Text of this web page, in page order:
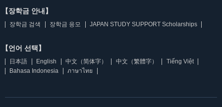
【장학금 안내】
장학금 검색 장학금 응모 JAPAN STUDY SUPPORT Scholarships
【언어 선택】
日本語 English 中文（简体字） 中文（繁體字）
Tiếng Việt
Bahasa Indonesia
ภาษาไทย